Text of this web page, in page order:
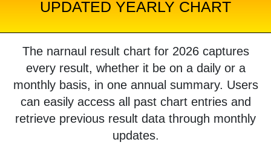
UPDATED YEARLY CHART
The narnaul result chart for 2026 captures
every result, whether it be on a daily or a
monthly basis, in one annual summary. Users
can easily access all past chart entries and
retrieve previous result data through monthly
updates.